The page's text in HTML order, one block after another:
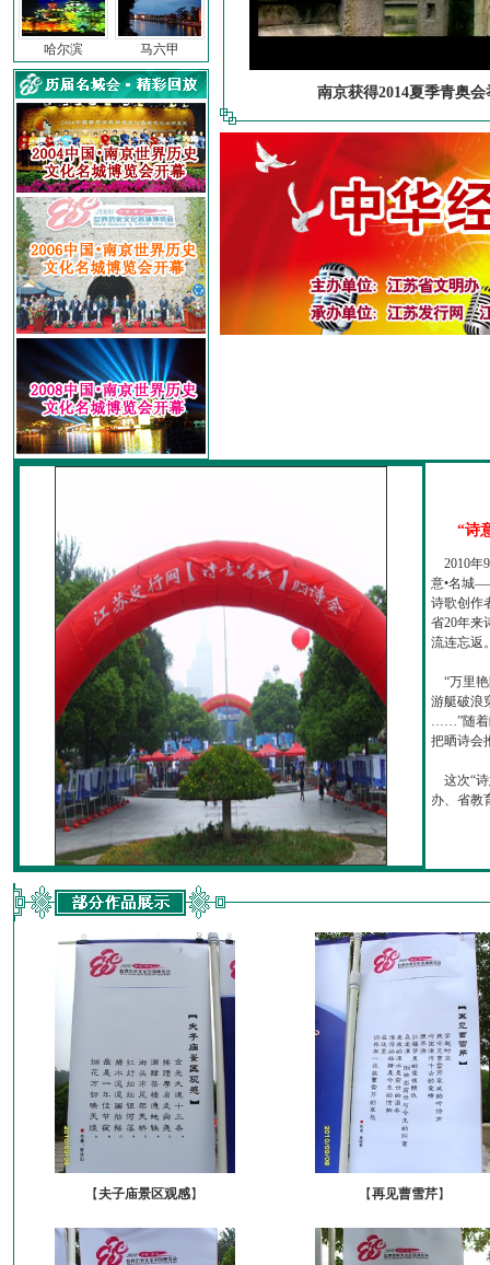
哈尔滨 马六甲
南京获得2014夏季青奥会
“诗
2010年
意•名城
诗歌创作
省20年来
流连忘返
“万里艳
游艇破浪
……”随着
把晒诗会
这次“诗
办、省教
【夫子庙景区观感】 【再见曹雪芹】